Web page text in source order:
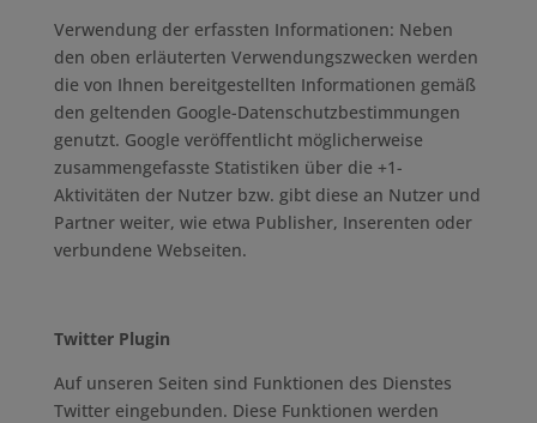
Verwendung der erfassten Informationen: Neben
den oben erläuterten Verwendungszwecken werden
die von Ihnen bereitgestellten Informationen gemäß
den geltenden Google-Datenschutzbestimmungen
genutzt. Google veröffentlicht möglicherweise
zusammengefasste Statistiken über die +1-
Aktivitäten der Nutzer bzw. gibt diese an Nutzer und
Partner weiter, wie etwa Publisher, Inserenten oder
verbundene Webseiten.
Twitter Plugin
Auf unseren Seiten sind Funktionen des Dienstes
Twitter eingebunden. Diese Funktionen werden